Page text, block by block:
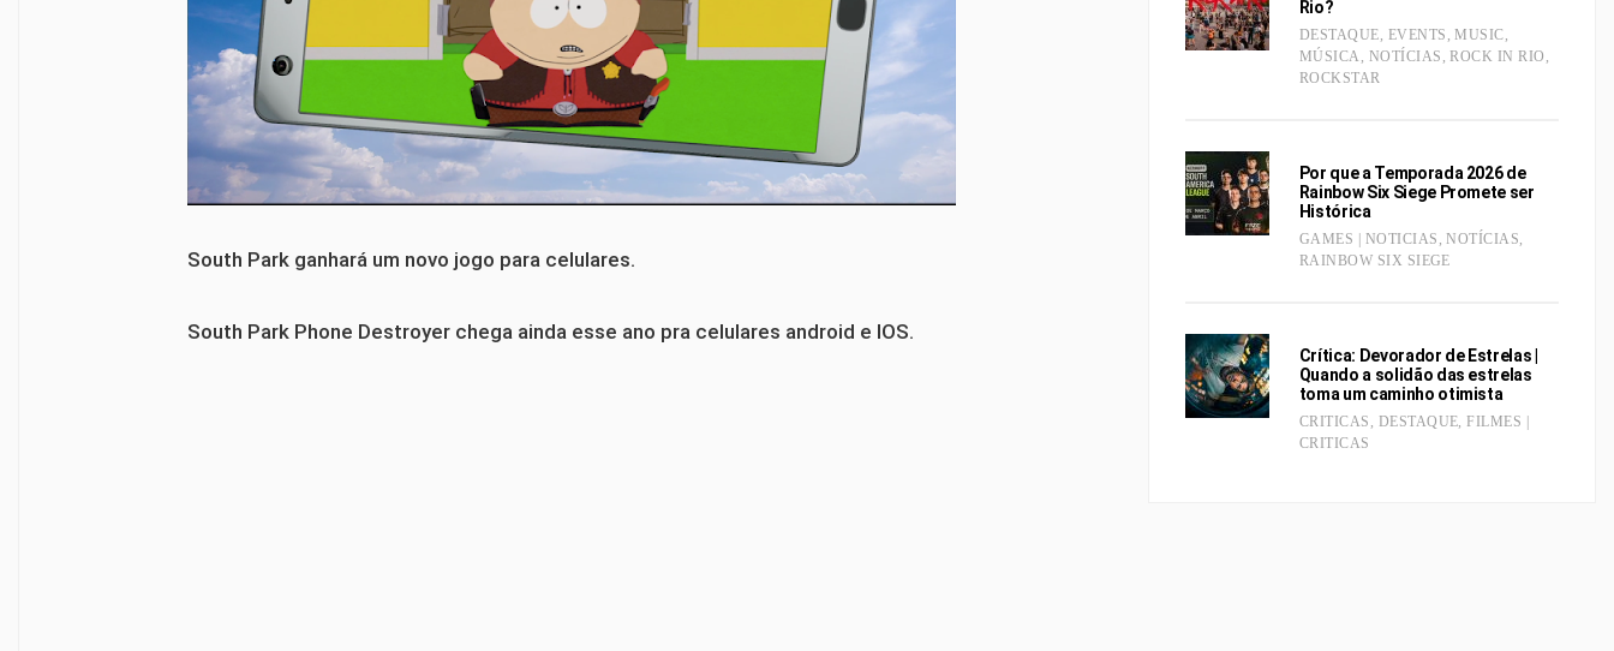
South Park ganhará um novo jogo para celulares.
South Park Phone Destroyer chega ainda esse ano pra celulares android e IOS.
Rio?
DESTAQUE, EVENTS ,MUSIC,
MÚSICA , NOTÍCIAS ,ROCK IN RIO ,
ROCKSTAR
Por que a Temporada 2026 de
Rainbow Six Siege Promete ser
Histórica
GAMES | NOTICIAS ,NOTÍCIAS,
RAINBOW SIX SIEGE
Crítica: Devorador de Estrelas |
Quando a solidão das estrelas
toma um caminho otimista
CRITICAS , DESTAQUE,FILMES |
CRITICAS